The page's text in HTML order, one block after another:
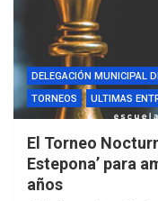
DELEGACIÓN MUNICIPAL
TORNEOS
ULTIMAS
El Torneo
Estepona’ para
años